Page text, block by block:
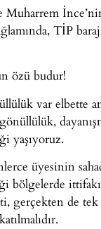
TİP
özü budur!
var elbette
yaşıyoruz.
üyesinin
bölgelerde
gerçekten de